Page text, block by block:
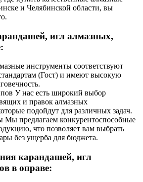
и Челябинской области, вы
игл алмазных,
инструменты соответствуют
(Гост) и имеют высокую
У нас есть широкий выбор
и правок алмазных
подойдут для различных задач.
Мы предлагаем конкурентоспособные
что позволяет вам выбрать
без ущерба для бюджета.
карандашей, игл
в оправе: